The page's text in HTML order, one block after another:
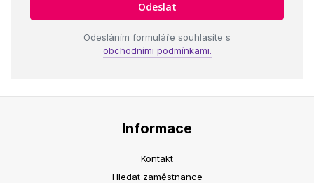
Odesláním formuláře souhlasíte s
obchodními podmínkami.
Informace
Kontakt
Hledat zaměstnance